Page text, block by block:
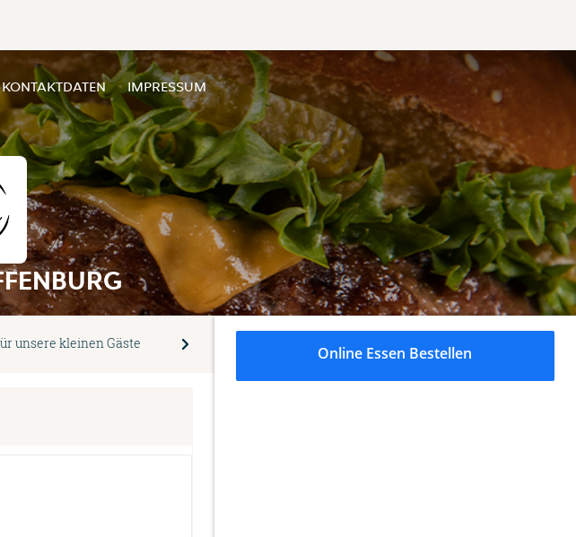
KONTAKTDATEN IMPRESSUM
unsere kleinen Gäste Desserts Alkoholfreie Getränke Alkoholische Getränke
Online Essen Bestellen